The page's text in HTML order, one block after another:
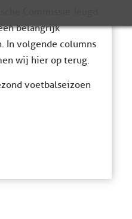
belangrijk
In volgende columns
wij hier op terug.
voetbalseizoen